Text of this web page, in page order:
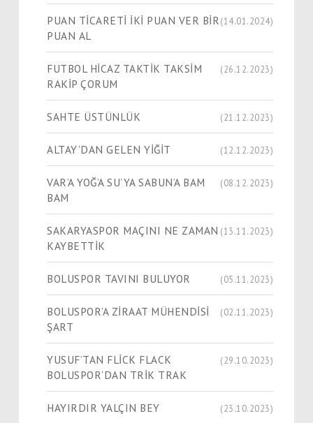
PUAN TİCARETİ İKİ PUAN VER BİR
PUAN AL
(14.01.2024)
FUTBOL HİCAZ TAKTİK TAKSİM
RAKİP ÇORUM
(26.12.2023)
SAHTE ÜSTÜNLÜK (21.12.2023)
ALTAY’DAN GELEN YİĞİT (12.12.2023)
VAR’A YOĞ’A SU’YA SABUN’A BAM
BAM
(08.12.2023)
SAKARYASPOR MAÇINI NE ZAMAN
KAYBETTİK
(13.11.2023)
BOLUSPOR TAVINI BULUYOR (05.11.2023)
BOLUSPOR’A ZİRAAT MÜHENDİSİ
ŞART
(02.11.2023)
YUSUF’TAN FLİCK FLACK
BOLUSPOR’DAN TRİK TRAK
(29.10.2023)
HAYIRDIR YALÇIN BEY (23.10.2023)